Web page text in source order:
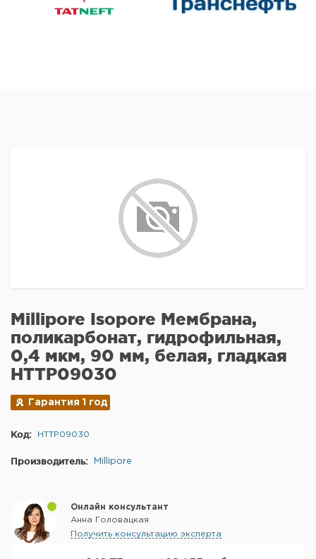
Millipore Isopore Мембрана,
поликарбонат, гидрофильная,
0,4 мкм, 90 мм, белая, гладкая
HTTP09030
Гарантия 1 год
Код: HTTP09030
Производитель: Millipore
Онлайн консультант
Анна Головацкая
Получить консультацию эксперта